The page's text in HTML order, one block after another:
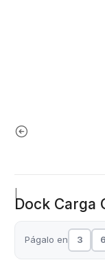
Dock Carga
Págalo en 3 6